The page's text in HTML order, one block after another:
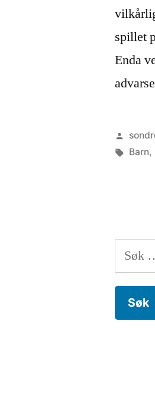
spillet
Enda
av
Barn,
Søk
etter: